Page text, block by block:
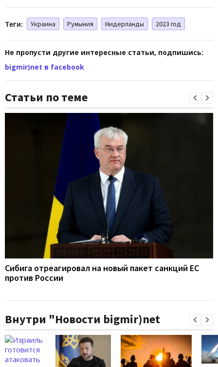
Теги: Украина Румыния Нидерланды 2023 год
Не пропусти другие интересные статьи, подпишись:
bigmir)net в facebook
Статьи по теме
Сибига отреагировал на новый пакет санкций ЕС
против России
Внутри "Новости bigmir)net